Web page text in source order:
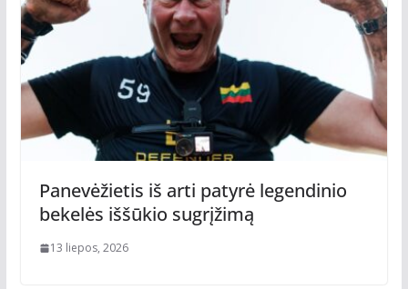
Panevėžietis iš arti patyrė legendinio
bekelės iššūkio sugrįžimą
13 liepos, 2026